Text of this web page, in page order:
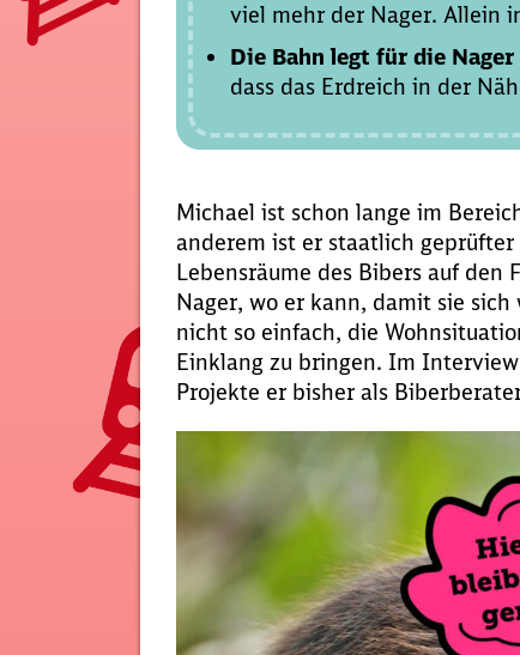
viel mehr der Nager. Allein
Die Bahn legt für die
dass das Erdreich in der
Michael ist schon lange im
anderem ist er staatlich
Lebensräume des Bibers auf
Nager, wo er kann, damit sie
nicht so einfach, die
Einklang zu bringen. Im
Projekte er bisher als